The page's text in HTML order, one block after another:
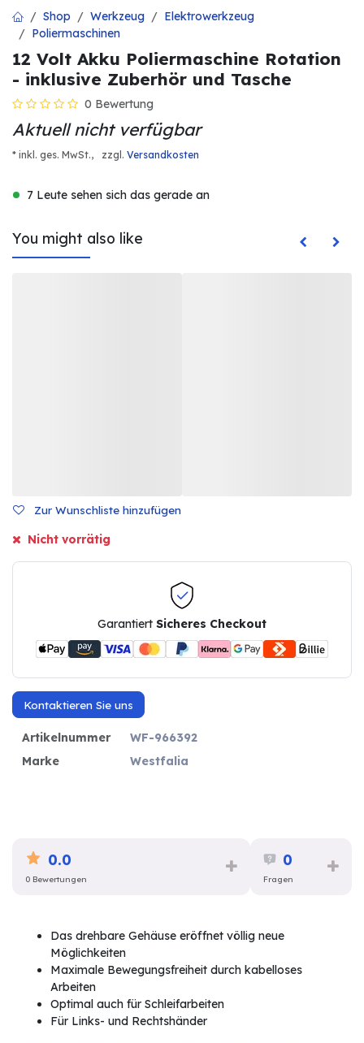
Shop Werkzeug
Elektrowerkzeug
Poliermaschinen
12 Volt Akku Poliermaschine Rotation
- inklusive Zuberhör und Tasche
0 Bewertung
Aktuell nicht verfügbar
* inkl. ges. MwSt., zzgl. Versandkosten
7 Leute sehen sich das gerade an
You might also like
Zur Wunschliste hinzufügen
Nicht vorrätig
Garantiert Sicheres Checkout
Kontaktieren Sie uns
Artikelnummer
WF-966392
Marke
Westfalia
0.0
0 Bewertungen
0
Fragen
Das drehbare Gehäuse eröffnet völlig neue
Möglichkeiten
Maximale Bewegungsfreiheit durch kabelloses
Arbeiten
Optimal auch für Schleifarbeiten
Für Links- und Rechtshänder